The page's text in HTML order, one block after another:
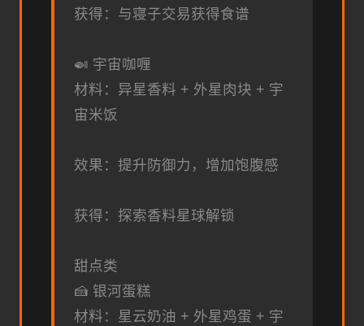
获得：与寝子交易获得食谱
🍛 宇宙咖喱
材料：异星香料 + 外星肉块 + 宇
宙米饭
效果：提升防御力，增加饱腹感
获得：探索香料星球解锁
甜点类
🍰 银河蛋糕
材料：星云奶油 + 外星鸡蛋 + 宇